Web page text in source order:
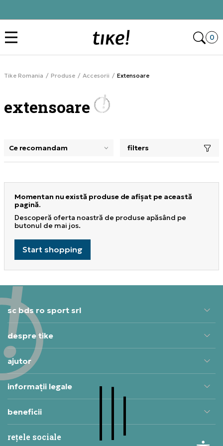
0
Tike Romania Produse Accesorii Extensoare
extensoare
selectarea unui filtru închide panoul de filtre, încarcă
filters
Momentan nu există produse de afișat pe această
pagină.
Descoperă oferta noastră de produse apăsând pe
butonul de mai jos.
Start shopping
sc bds ro sport srl
despre tike
ajutor
informații legale
beneficii
rețele sociale